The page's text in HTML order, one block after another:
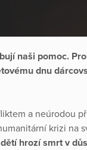
naši pomoc.
dnu
a neúrodou
krizi na
hrozí smrt v